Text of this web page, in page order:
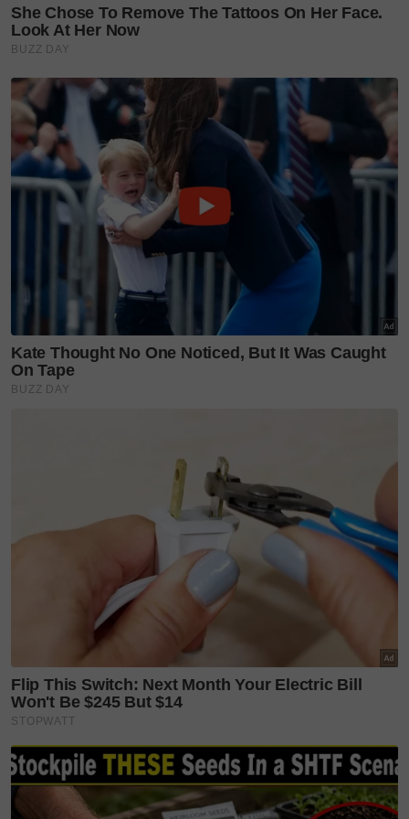
dunia
lifestylesinarplus
pelik tapi benar
kembar
bermadu
3 isteri kembar
kembar tiga berkongsi suami
Teruskan membaca
2013,...
Foto: Instagram
@lamineyamal
Bukan kebetulan! Dulu
dimandikan Messi masa
umur 5 bulan,...
‘Saya tak dapat sikat
rambutnya lagi’ – Tular
kongsi...
Suami taasub tutorial
bersalin YouTube, ibu maut
tumpah...